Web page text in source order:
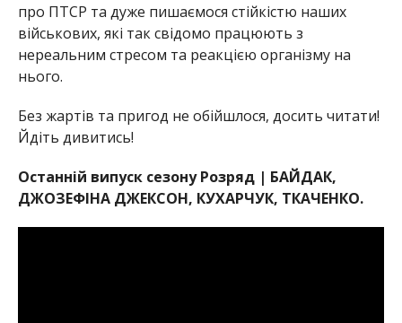
про ПТСР та дуже пишаємося стійкістю наших
військових, які так свідомо працюють з
нереальним стресом та реакцією організму на
нього.
Без жартів та пригод не обійшлося, досить читати!
Йдіть дивитись!
Останній випуск сезону Розряд | БАЙДАК,
ДЖОЗЕФІНА ДЖЕКСОН, КУХАРЧУК, ТКАЧЕНКО.